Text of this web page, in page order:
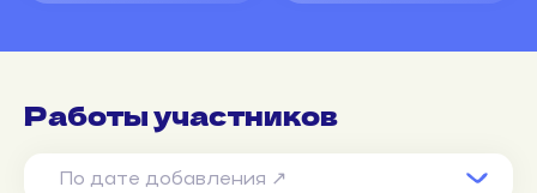
Работы участников
По дате добавления ↗